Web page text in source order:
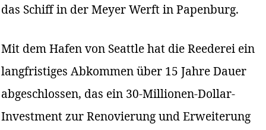
das Schiff in der Meyer Werft in Papenburg.
Mit dem Hafen von Seattle hat die Reederei ein
langfristiges Abkommen über 15 Jahre Dauer
abgeschlossen, das ein 30-Millionen-Dollar-
Investment zur Renovierung und Erweiterung